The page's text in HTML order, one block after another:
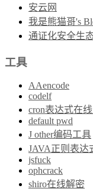
安云网
我是熊猫哥's
通证化安全生
工具
AAencode
codelf
cron表达式在
default pwd
J other编码工具
JAVA正则表达
jsfuck
ophcrack
shiro在线解密